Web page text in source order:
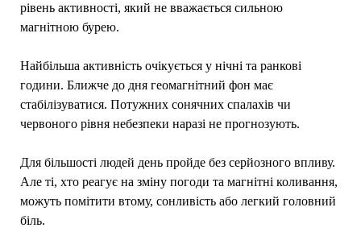
рівень активності, який не вважається сильною
магнітною бурею.
Найбільша активність очікується у нічні та ранкові
години. Ближче до дня геомагнітний фон має
стабілізуватися. Потужних сонячних спалахів чи
червоного рівня небезпеки наразі не прогнозують.
Для більшості людей день пройде без серйозного впливу.
Але ті, хто реагує на зміну погоди та магнітні коливання,
можуть помітити втому, сонливість або легкий головний
біль.